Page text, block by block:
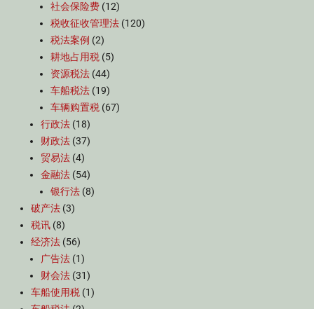
社会保险费 (12)
税收征收管理法 (120)
税法案例 (2)
耕地占用税 (5)
资源税法 (44)
车船税法 (19)
车辆购置税 (67)
行政法 (18)
财政法 (37)
贸易法 (4)
金融法 (54)
银行法 (8)
破产法 (3)
税讯 (8)
经济法 (56)
广告法 (1)
财会法 (31)
车船使用税 (1)